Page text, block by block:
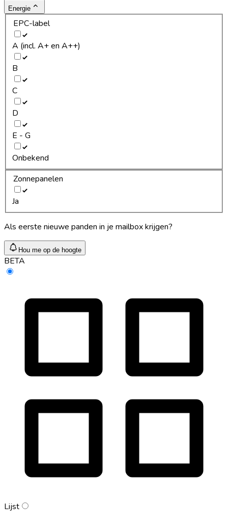
Energie
EPC-label
A (incl. A+ en A++)
B
C
D
E - G
Onbekend
Zonnepanelen
Ja
Als eerste nieuwe panden in je mailbox krijgen?
Hou me op de hoogte
BETA
Lijst